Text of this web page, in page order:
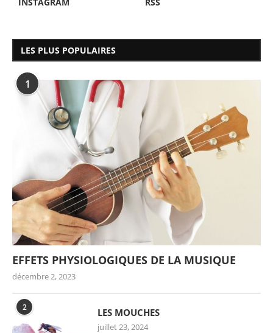
LES PLUS POPULAIRES
1
EFFETS PHYSIOLOGIQUES DE LA MUSIQUE
décembre 2, 2023
2 LES MOUCHES
juillet 23, 2024